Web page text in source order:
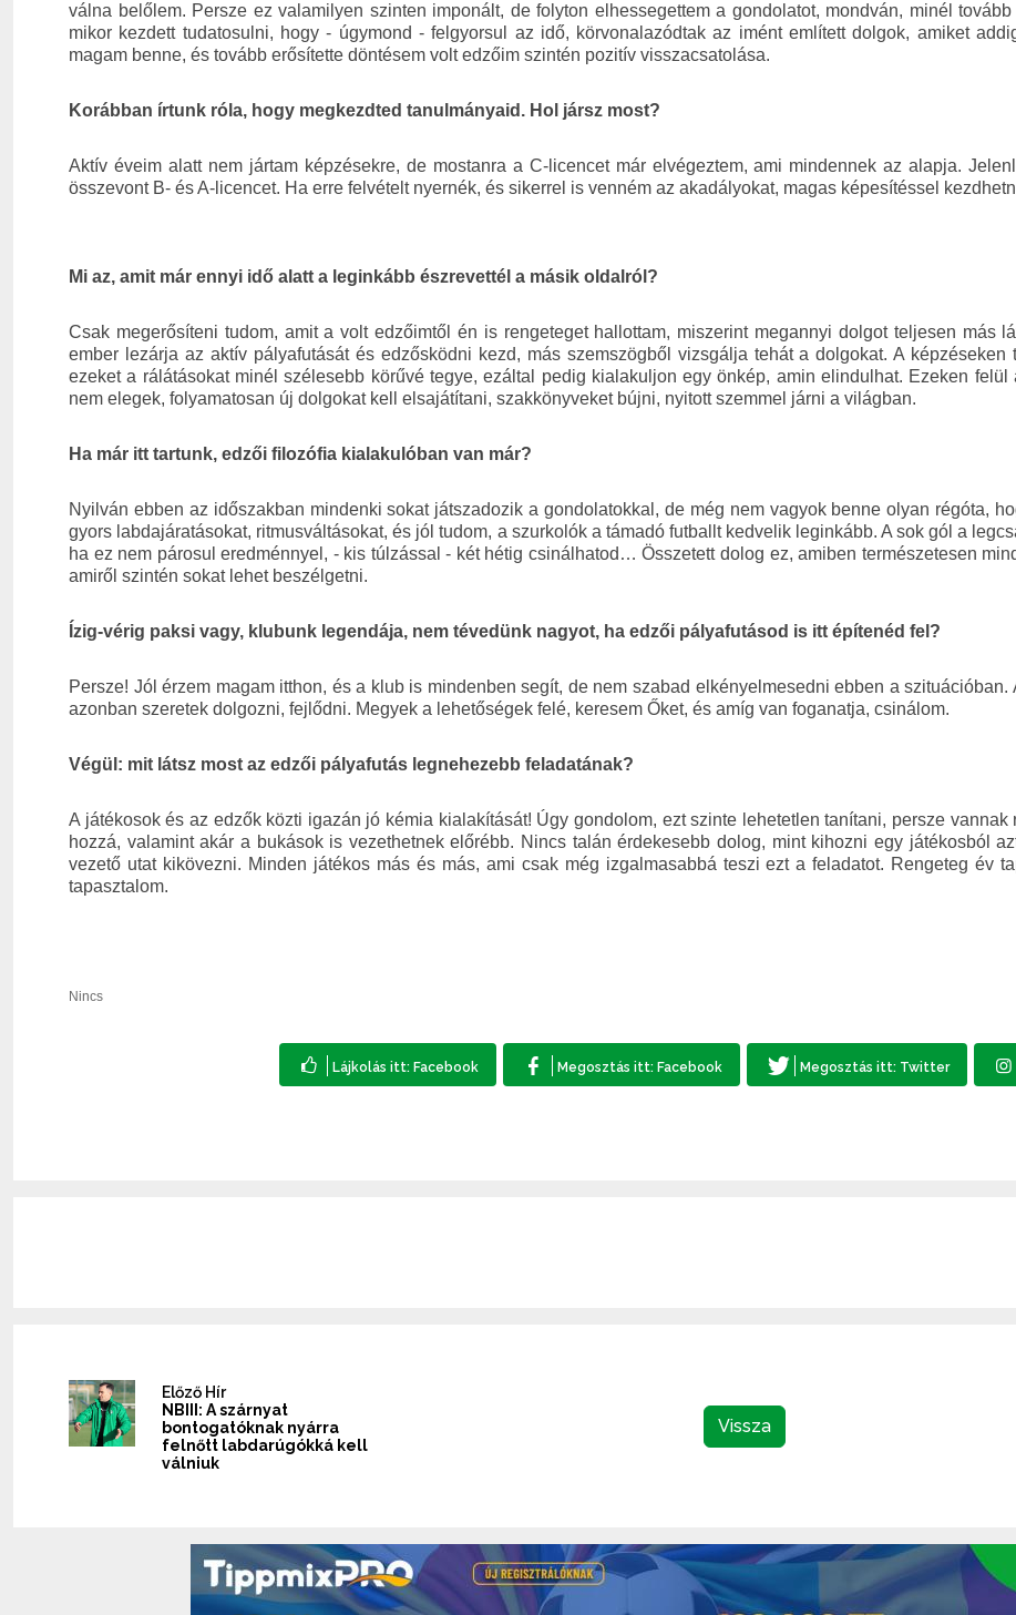
válna belőlem. Persze ez valamilyen szinten imponált, de folyton elhessegettem a gondolatot, mondván, minél
mikor kezdett tudatosulni, hogy - úgymond - felgyorsul az idő, körvonalazódtak az imént említett dolgok, amiket
magam benne, és tovább erősítette döntésem volt edzőim szintén pozitív visszacsatolása.
Korábban írtunk róla, hogy megkezdted tanulmányaid. Hol jársz most?
Aktív éveim alatt nem jártam képzésekre, de mostanra a C-licencet már elvégeztem, ami mindennek az alapja.
összevont B- és A-licencet. Ha erre felvételt nyernék, és sikerrel is venném az akadályokat, magas képesítéssel
Mi az, amit már ennyi idő alatt a leginkább észrevettél a másik oldalról?
Csak megerősíteni tudom, amit a volt edzőimtől én is rengeteget hallottam, miszerint megannyi dolgot teljesen más
ember lezárja az aktív pályafutását és edzősködni kezd, más szemszögből vizsgálja tehát a dolgokat. A
ezeket a rálátásokat minél szélesebb körűvé tegye, ezáltal pedig kialakuljon egy önkép, amin elindulhat. Ezeken
nem elegek, folyamatosan új dolgokat kell elsajátítani, szakkönyveket bújni, nyitott szemmel járni a világban.
Ha már itt tartunk, edzői filozófia kialakulóban van már?
Nyilván ebben az időszakban mindenki sokat játszadozik a gondolatokkal, de még nem vagyok benne olyan régóta,
gyors labdajáratásokat, ritmusváltásokat, és jól tudom, a szurkolók a támadó futballt kedvelik leginkább. A sok gól a
ha ez nem párosul eredménnyel, - kis túlzással - két hétig csinálhatod… Összetett dolog ez, amiben természetesen
amiről szintén sokat lehet beszélgetni.
Ízig-vérig paksi vagy, klubunk legendája, nem tévedünk nagyot, ha edzői pályafutásod is itt építenéd fel?
Persze! Jól érzem magam itthon, és a klub is mindenben segít, de nem szabad elkényelmesedni ebben a
azonban szeretek dolgozni, fejlődni. Megyek a lehetőségek felé, keresem Őket, és amíg van foganatja, csinálom.
Végül: mit látsz most az edzői pályafutás legnehezebb feladatának?
A játékosok és az edzők közti igazán jó kémia kialakítását! Úgy gondolom, ezt szinte lehetetlen tanítani, persze vannak
hozzá, valamint akár a bukások is vezethetnek előrébb. Nincs talán érdekesebb dolog, mint kihozni egy játékosból
vezető utat kikövezni. Minden játékos más és más, ami csak még izgalmasabbá teszi ezt a feladatot. Rengeteg év
tapasztalom.
Nincs
Előző Hír
NBIII: A szárnyat
bontogatóknak nyárra
felnőtt labdarúgókká kell
válniuk
Vissza